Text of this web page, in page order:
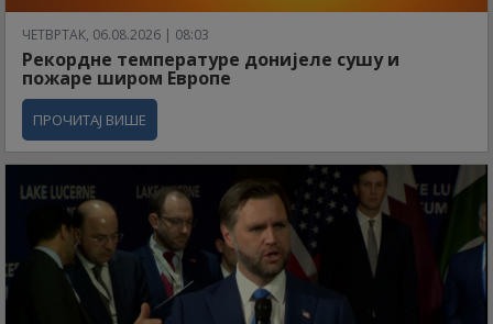
ЧЕТВРТАК, 06.08.2026 | 08:03
Рекордне температуре донијеле сушу и
пожаре широм Европе
ПРОЧИТАЈ ВИШЕ